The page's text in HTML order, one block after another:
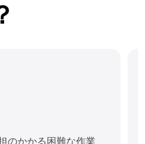
のかかる困難な作業